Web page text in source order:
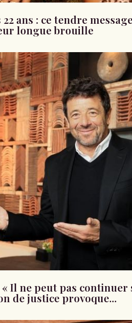
22 ans : ce tendre
longue brouille
Il ne peut pas
de justice provoque...